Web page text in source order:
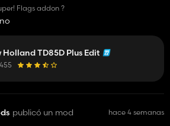
Flags addon ?
no
Holland TD85D Plus Edit
publicó un mod hace 4 semanas